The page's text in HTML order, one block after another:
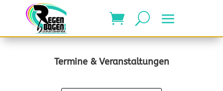
Termine & Veranstaltungen